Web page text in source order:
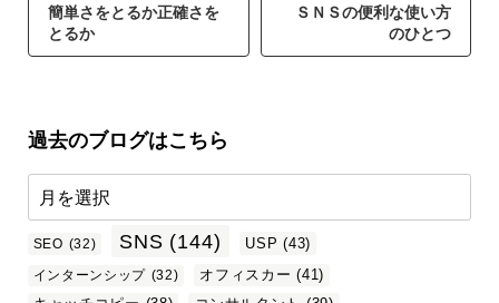
簡単さをとるか正確さを
とるか
ＳＮＳの便利な使い方
のひとつ
過去のブログはこちら
SEO (32) SNS (144) USP (43)
インターンシップ (32) オフィスカー (41)